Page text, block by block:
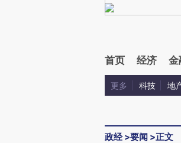
首页 经济 金
更多 科技 地
政经>要闻 >正文